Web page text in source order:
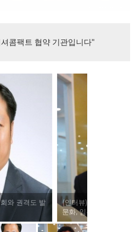
콤팩트 협약 기관입니다"
도민체육회와 전통 체육
교수